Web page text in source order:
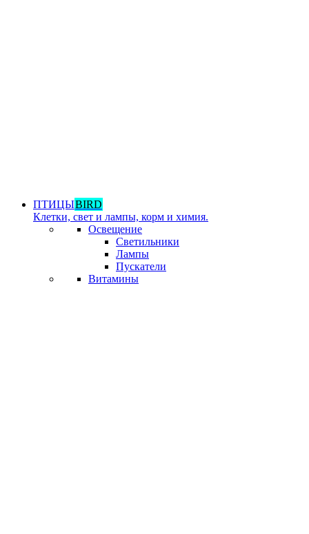
ПТИЦЫBIRD
Клетки, свет и лампы, корм и химия.
Освещение
Светильники
Лампы
Пускатели
Витамины